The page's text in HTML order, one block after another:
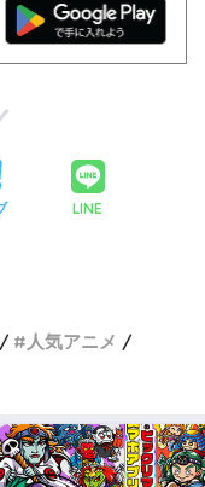
LINE
人気アニメ